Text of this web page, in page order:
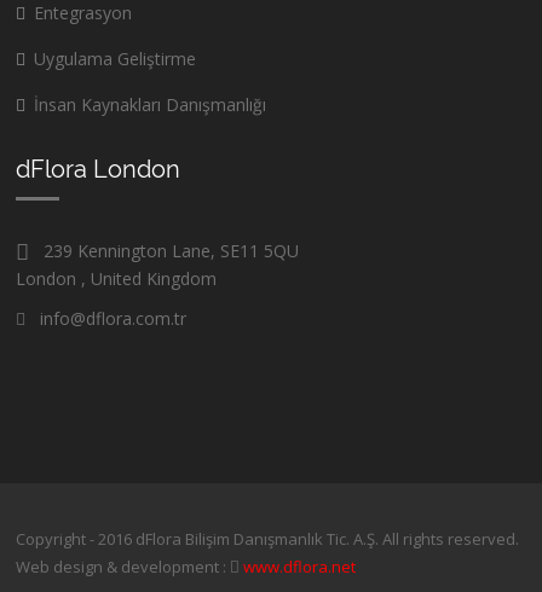
Entegrasyon
Uygulama Geliştirme
İnsan Kaynakları Danışmanlığı
dFlora London
239 Kennington Lane, SE11 5QU
London , United Kingdom
info@dflora.com.tr
Copyright - 2016 dFlora Bilişim Danışmanlık Tic. A.Ş. All rights reserved.
Web design & development :
www.dflora.net